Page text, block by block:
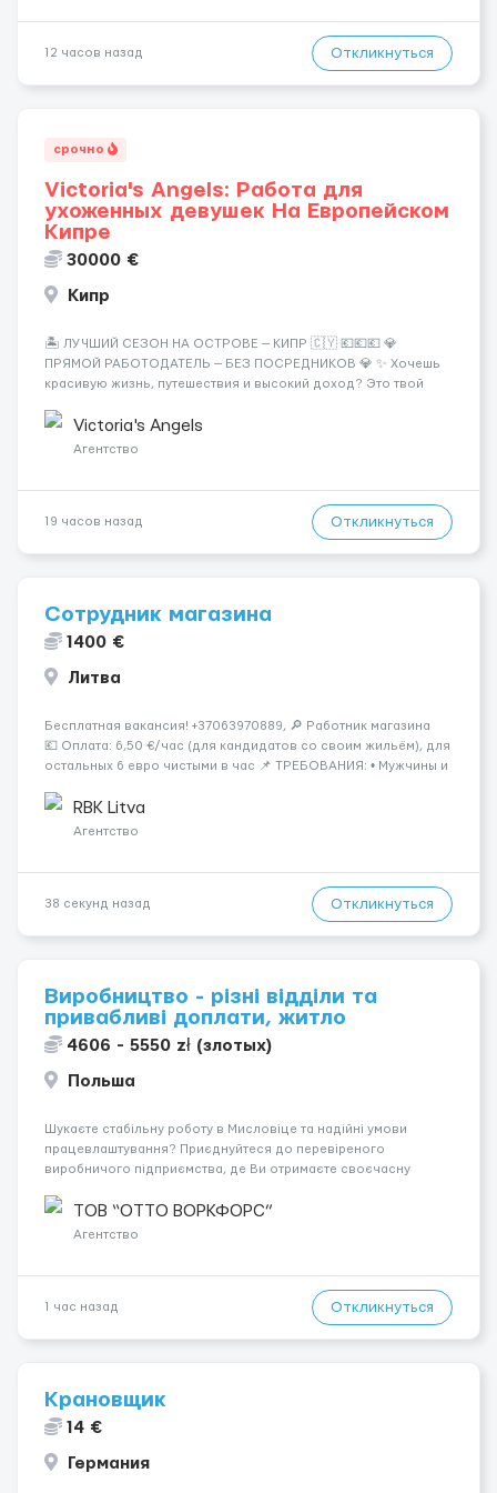
12 часов назад Откликнуться
срочно
Victoria's Angels: Работа для
ухоженных девушек На Европейском
Кипре
30000 €
Кипр
🏝️ ЛУЧШИЙ СЕЗОН НА ОСТРОВЕ — КИПР 🇨🇾 💶💶💶 💎
ПРЯМОЙ РАБОТОДАТЕЛЬ — БЕЗ ПОСРЕДНИКОВ 💎 ✨ Хочешь
красивую жизнь, путешествия и высокий доход? Это твой
Опытная команда с годами практики — Стабильный поток
клиентов (без ...
Victoria's Angels
Агентство
19 часов назад Откликнуться
Сотрудник магазина
1400 €
Литва
Бесплатная вакансия! +37063970889, 🔎 Работник магазина
💶 Оплата: 6,50 €/час (для кандидатов со своим жильём), для
остальных 6 евро чистыми в час 📌 ТРЕБОВАНИЯ: • Мужчины и
работать &bul...
RBK Litva
Агентство
38 секунд назад Откликнуться
Виробництво - різні відділи та
привабливі доплати, житло
4606 - 5550 zł (злотых)
Польша
Шукаєте стабільну роботу в Мисловіце та надійні умови
працевлаштування? Приєднуйтеся до перевіреного
виробничого підприємства, де Ви отримаєте своєчасну
підібрати посаду відповідно до Ваших навичок
Локація: Мисловіце Форма пр...
ТОВ “ОТТО ВОРКФОРС”
Агентство
1 час назад Откликнуться
Крановщик
14 €
Германия